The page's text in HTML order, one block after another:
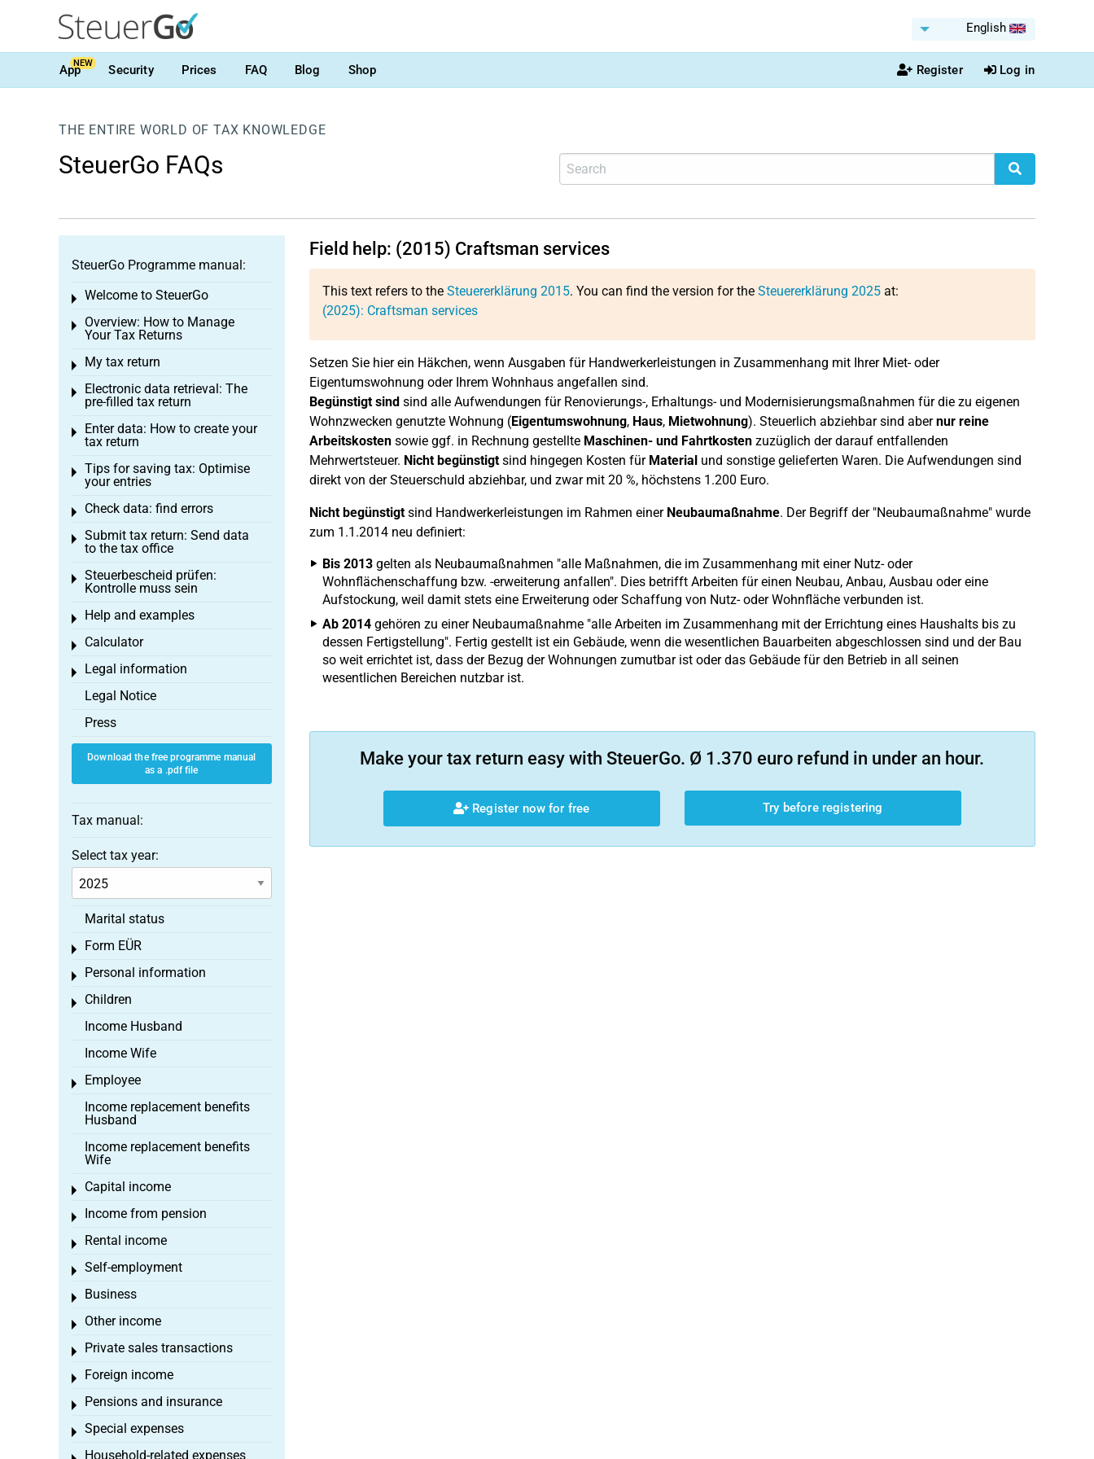
English
AppNEW Security Prices FAQ Blog Shop Register Log in
THE ENTIRE WORLD OF TAX KNOWLEDGE
SteuerGo FAQs
Field help: (2015) Craftsman services
This text refers to the Steuererklärung 2015. You can find the version for the Steuererklärung 2025at:
(2025): Craftsman services
Setzen Sie hier ein Häkchen, wenn Ausgaben für Handwerkerleistungen in Zusammenhang mit Ihrer Miet- oder
Eigentumswohnung oder Ihrem Wohnhaus angefallen sind.
Begünstigt sindsind alle Aufwendungen für Renovierungs-, Erhaltungs- und Modernisierungsmaßnahmen für die zu eigenen
Wohnzwecken genutzte Wohnung (Eigentumswohnung, Haus, Mietwohnung). Steuerlich abziehbar sind abernur reine
Arbeitskostensowie ggf. in Rechnung gestellte Maschinen- und Fahrtkostenzuzüglich der darauf entfallenden
Mehrwertsteuer. Nicht begünstigtsind hingegen Kosten für Materialund sonstige gelieferten Waren. Die Aufwendungen sind
direkt von der Steuerschuld abziehbar, und zwar mit 20 %, höchstens 1.200 Euro.
Nicht begünstigtsind Handwerkerleistungen im Rahmen einer Neubaumaßnahme. Der Begriff der "Neubaumaßnahme" wurde
zum 1.1.2014 neu definiert:
Bis 2013gelten als Neubaumaßnahmen "alle Maßnahmen, die im Zusammenhang mit einer Nutz- oder
Wohnflächenschaffung bzw. -erweiterung anfallen". Dies betrifft Arbeiten für einen Neubau, Anbau, Ausbau oder eine
Aufstockung, weil damit stets eine Erweiterung oder Schaffung von Nutz- oder Wohnfläche verbunden ist.
Ab 2014gehören zu einer Neubaumaßnahme "alle Arbeiten im Zusammenhang mit der Errichtung eines Haushalts bis zu
dessen Fertigstellung". Fertig gestellt ist ein Gebäude, wenn die wesentlichen Bauarbeiten abgeschlossen sind und der Bau
so weit errichtet ist, dass der Bezug der Wohnungen zumutbar ist oder das Gebäude für den Betrieb in all seinen
wesentlichen Bereichen nutzbar ist.
Make your tax return easy with SteuerGo. Ø 1.370 euro refund in under an hour.
Register now for free Try before registering
SteuerGo Programme manual:
Welcome to SteuerGo
Toggle menu
Overview: How to Manage
Your Tax Returns
Toggle menu
My tax return
Toggle menu
Electronic data retrieval: The
pre-filled tax return
Toggle menu
Enter data: How to create your
tax return
Toggle menu
Tips for saving tax: Optimise
your entries
Toggle menu
Check data: find errors
Toggle menu
Submit tax return: Send data
to the tax office
Toggle menu
Steuerbescheid prüfen:
Kontrolle muss sein
Toggle menu
Help and examples
Toggle menu
Calculator
Toggle menu
Legal information
Toggle menu
Legal Notice
Press
Download the free programme manual
as a .pdf file
Tax manual:
Select tax year:
Marital status
Form EÜR
Toggle menu
Personal information
Toggle menu
Children
Toggle menu
Income Husband
Income Wife
Employee
Toggle menu
Income replacement benefits
Husband
Income replacement benefits
Wife
Capital income
Toggle menu
Income from pension
Toggle menu
Rental income
Toggle menu
Self-employment
Toggle menu
Business
Toggle menu
Other income
Toggle menu
Private sales transactions
Toggle menu
Foreign income
Toggle menu
Pensions and insurance
Toggle menu
Special expenses
Toggle menu
Household-related expenses